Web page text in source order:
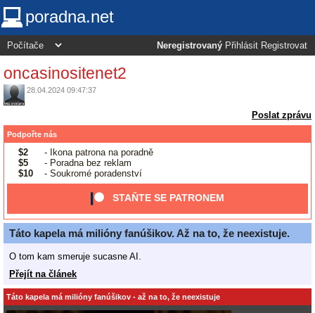
poradna.net
Neregistrovaný Přihlásit Registrovat
oncasinositenet2
28.04.2024 09:47:37
Poslat zprávu
Podpořte nás
$2
- Ikona patrona na poradně
$5
- Poradna bez reklam
$10
- Soukromé poradenství
STAŇTE SE PATRONEM
Táto kapela má milióny fanúšikov. Až na to, že neexistuje.
O tom kam smeruje sucasne AI.
Přejít na článek
Táto kapela má milióny fanúšikov - až na to, že neexistuje